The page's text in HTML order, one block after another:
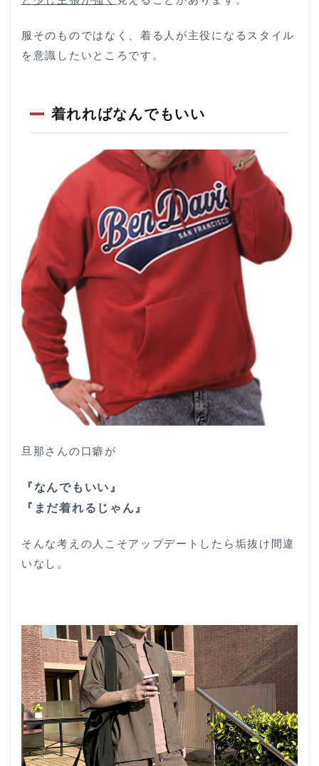
に試
着す
う」
が見
4.2
遠方
イン
ショ
ップ
をご
利用
くだ
さい
服そのものではなく、着る人が主役になるスタイル
を意識したいところです。
着れればなんでもいい
旦那さんの口癖が
『なんでもいい』
『まだ着れるじゃん』
そんな考えの人こそアップデートしたら垢抜け間違
いなし。